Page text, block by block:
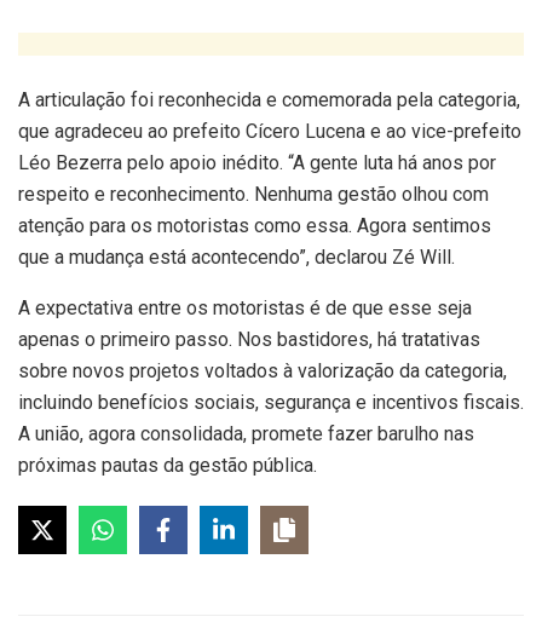
A articulação foi reconhecida e comemorada pela categoria,
que agradeceu ao prefeito Cícero Lucena e ao vice-prefeito
Léo Bezerra pelo apoio inédito. “A gente luta há anos por
respeito e reconhecimento. Nenhuma gestão olhou com
atenção para os motoristas como essa. Agora sentimos
que a mudança está acontecendo”, declarou Zé Will.
A expectativa entre os motoristas é de que esse seja
apenas o primeiro passo. Nos bastidores, há tratativas
sobre novos projetos voltados à valorização da categoria,
incluindo benefícios sociais, segurança e incentivos fiscais.
A união, agora consolidada, promete fazer barulho nas
próximas pautas da gestão pública.